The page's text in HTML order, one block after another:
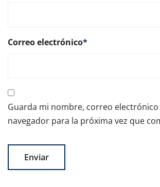
Correo electrónico*
Guarda mi nombre, correo electrónico
navegador para la próxima vez que